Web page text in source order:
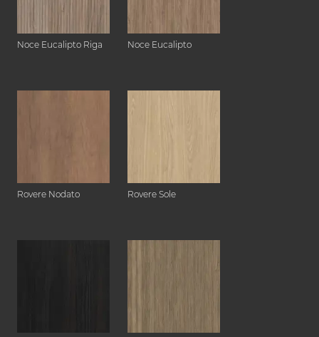
Noce Eucalipto Riga Noce Eucalipto
Rovere Nodato Rovere Sole